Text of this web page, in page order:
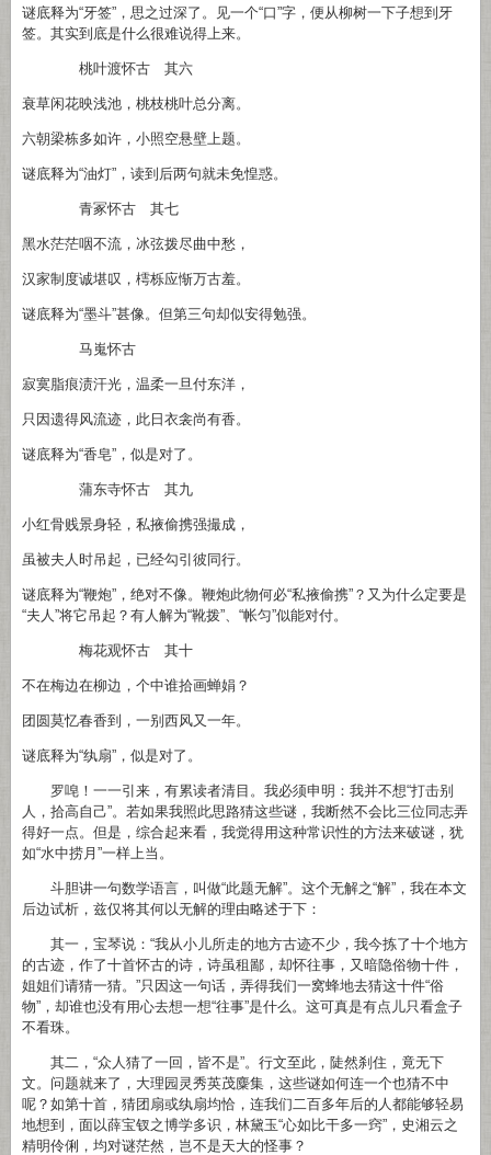
谜底释为“牙签”，思之过深了。见一个“口”字，便从柳树一下子想到牙
签。其实到底是什么很难说得上来。
桃叶渡怀古 其六
衰草闲花映浅池，桃枝桃叶总分离。
六朝梁栋多如许，小照空悬壁上题。
谜底释为“油灯”，读到后两句就未免惶惑。
青冢怀古 其七
黑水茫茫咽不流，冰弦拨尽曲中愁，
汉家制度诚堪叹，樗栎应惭万古羞。
谜底释为“墨斗”甚像。但第三句却似安得勉强。
马嵬怀古
寂寞脂痕渍汗光，温柔一旦付东洋，
只因遗得风流迹，此日衣衾尚有香。
谜底释为“香皂”，似是对了。
蒲东寺怀古 其九
小红骨贱景身轻，私掖偷携强撮成，
虽被夫人时吊起，已经勾引彼同行。
谜底释为“鞭炮”，绝对不像。鞭炮此物何必“私掖偷携”？又为什么定要是
“夫人”将它吊起？有人解为“靴拨”、“帐匀”似能对付。
梅花观怀古 其十
不在梅边在柳边，个中谁拾画蝉娟？
团圆莫忆春香到，一别西风又一年。
谜底释为“纨扇”，似是对了。
罗唣！一一引来，有累读者清目。我必须申明：我并不想“打击别
人，拾高自己”。若如果我照此思路猜这些谜，我断然不会比三位同志弄
得好一点。但是，综合起来看，我觉得用这种常识性的方法来破谜，犹
如“水中捞月”一样上当。
斗胆讲一句数学语言，叫做“此题无解”。这个无解之“解”，我在本文
后边试析，兹仅将其何以无解的理由略述于下：
其一，宝琴说：“我从小儿所走的地方古迹不少，我今拣了十个地方
的古迹，作了十首怀古的诗，诗虽租鄙，却怀往事，又暗隐俗物十件，
姐姐们请猜一猜。”只因这一句话，弄得我们一窝蜂地去猜这十件“俗
物”，却谁也没有用心去想一想“往事”是什么。这可真是有点儿只看盒子
不看珠。
其二，“众人猜了一回，皆不是”。行文至此，陡然刹住，竟无下
文。问题就来了，大理园灵秀英茂麋集，这些谜如何连一个也猜不中
呢？如第十首，猜团扇或纨扇均恰，连我们二百多年后的人都能够轻易
地想到，面以薛宝钗之博学多识，林黛玉“心如比干多一窍”，史湘云之
精明伶俐，均对谜茫然，岂不是天大的怪事？